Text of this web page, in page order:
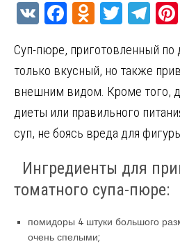
V
F
ce
b
o
o
k
O
n
o
kl
a
ss
ni
ki
T
it
te
r
T
e
gr
a
m
Суп-пюре, приготовленный по
только вкусный, но также
внешним видом. Кроме того,
диеты или правильного
суп, не боясь вреда для
Ингредиенты для
томатного супа-пюре:
помидоры 4 штуки большого
очень спелыми;